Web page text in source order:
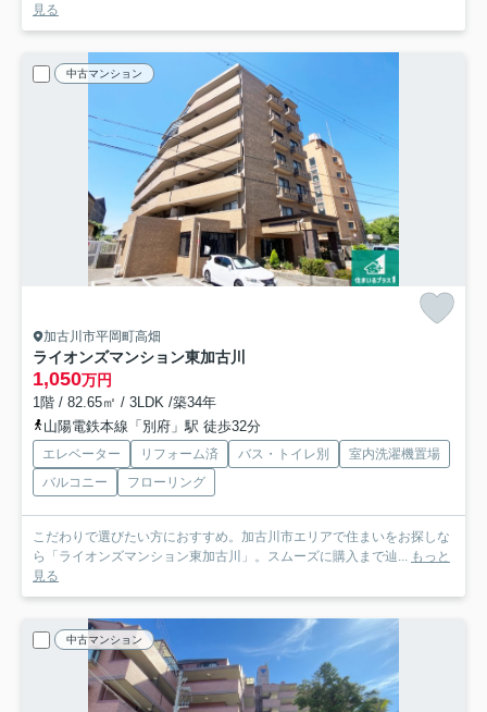
見る
中古マンション
加古川市平岡町高畑
ライオンズマンション東加古川
1,050万円
1階 / 82.65㎡ / 3LDK /築34年
山陽電鉄本線「別府」駅 徒歩32分
エレベーター リフォーム済 バス・トイレ別
室内洗濯機置場
バルコニー
フローリング
こだわりで選びたい方におすすめ。加古川市エリアで住まいをお探しな
ら「ライオンズマンション東加古川」。スムーズに購入まで辿... もっと
見る
中古マンション